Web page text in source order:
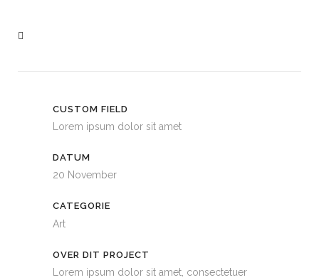
CUSTOM FIELD
Lorem ipsum dolor sit amet
DATUM
20 November
CATEGORIE
Art
OVER DIT PROJECT
Lorem ipsum dolor sit amet, consectetuer